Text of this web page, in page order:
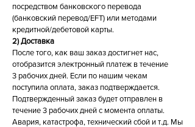
посредством банковского перевода
(банковский перевод/EFT) или методами
кредитной/дебетовой карты.
2) Доставка
После того, как ваш заказ достигнет нас,
отобразится электронный платеж в течение
3 рабочих дней. Если по нашим чекам
поступила оплата, заказ подтверждается.
Подтвержденный заказ будет отправлен в
течение 3 рабочих дней с момента оплаты.
Авария, катастрофа, технический сбой и т.д. Мы